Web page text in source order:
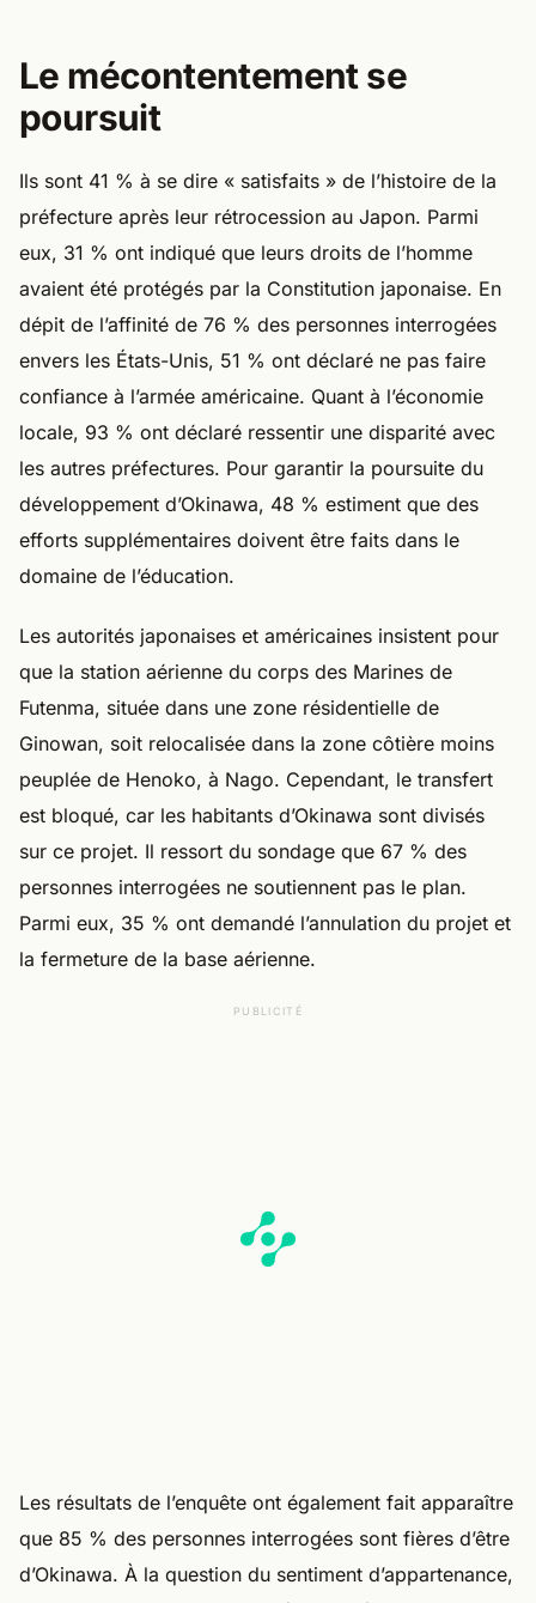
Le mécontentement se
poursuit
Ils sont 41 % à se dire « satisfaits » de l’histoire de la
préfecture après leur rétrocession au Japon. Parmi
eux, 31 % ont indiqué que leurs droits de l’homme
avaient été protégés par la Constitution japonaise. En
dépit de l’affinité de 76 % des personnes interrogées
envers les États-Unis, 51 % ont déclaré ne pas faire
confiance à l’armée américaine. Quant à l’économie
locale, 93 % ont déclaré ressentir une disparité avec
les autres préfectures. Pour garantir la poursuite du
développement d’Okinawa, 48 % estiment que des
efforts supplémentaires doivent être faits dans le
domaine de l’éducation.
Les autorités japonaises et américaines insistent pour
que la station aérienne du corps des Marines de
Futenma, située dans une zone résidentielle de
Ginowan, soit relocalisée dans la zone côtière moins
peuplée de Henoko, à Nago. Cependant, le transfert
est bloqué, car les habitants d’Okinawa sont divisés
sur ce projet. Il ressort du sondage que 67 % des
personnes interrogées ne soutiennent pas le plan.
Parmi eux, 35 % ont demandé l’annulation du projet et
la fermeture de la base aérienne.
PUBLICITÉ
Les résultats de l’enquête ont également fait apparaître
que 85 % des personnes interrogées sont fières d’être
d’Okinawa. À la question du sentiment d’appartenance,